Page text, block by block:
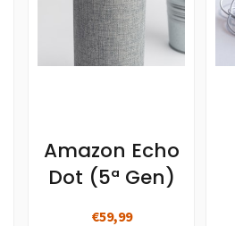
Amazon Echo
Dot (5ª Gen)
€59,99